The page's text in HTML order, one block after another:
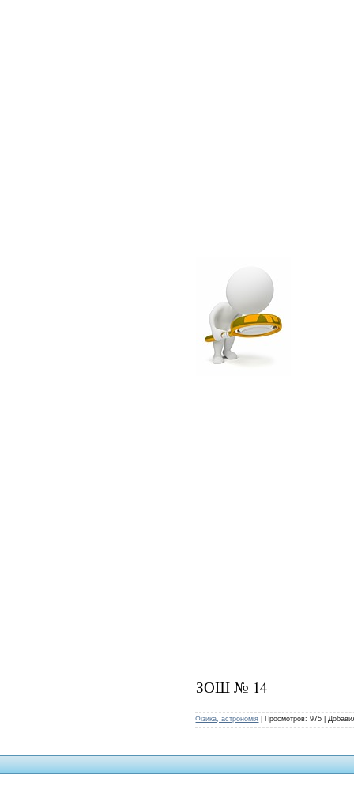
ЗОШ № 14
Фізика, астрономія Просмотров: 975